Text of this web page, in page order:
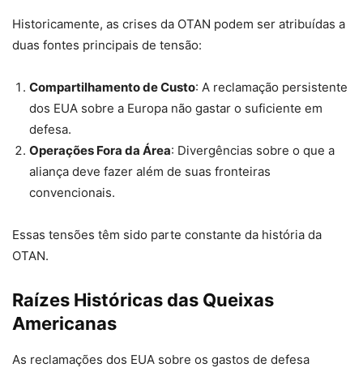
Historicamente, as crises da OTAN podem ser atribuídas a
duas fontes principais de tensão:
Compartilhamento de Custo: A reclamação persistente
dos EUA sobre a Europa não gastar o suficiente em
defesa.
Operações Fora da Área: Divergências sobre o que a
aliança deve fazer além de suas fronteiras
convencionais.
Essas tensões têm sido parte constante da história da
OTAN.
Raízes Históricas das Queixas
Americanas
As reclamações dos EUA sobre os gastos de defesa